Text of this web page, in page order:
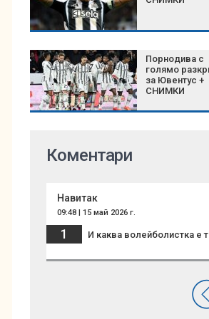
Порнодива с
голямо
за Ювентус +
СНИМКИ
Коментари
Навитак
09:48 | 15 май 2026 г.
1 И каква волейболистка е